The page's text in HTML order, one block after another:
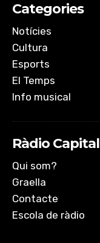
Categories
Notícies
Cultura
Esports
El Temps
Info musical
Ràdio Capital
Qui som?
Graella
Contacte
Escola de ràdio